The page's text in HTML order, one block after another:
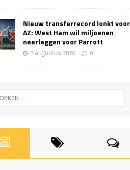
Nieuw transferrecord lonkt voor
AZ: West Ham wil miljoenen
neerleggen voor Parrott
3 augustus 2026 0